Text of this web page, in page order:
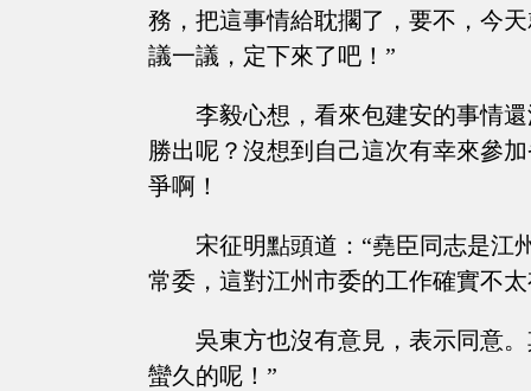
務，把這事情給耽擱了，要不，今
議一議，定下來了吧！”
李毅心想，看來包建安的事情
勝出呢？沒想到自己這次有幸來參
爭啊！
宋征明點頭道：“堯臣同志是江
常委，這對江州市委的工作確實不
吳東方也沒有意見，表示同意
蠻久的呢！”